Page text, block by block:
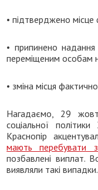
• підтверджено
• припинено
переміщеним особам
• зміна місця
Нагадаємо, 29
соціальної
Краснопір
мають перебувати
позбавлені виплат.
виявляли такі випадки.